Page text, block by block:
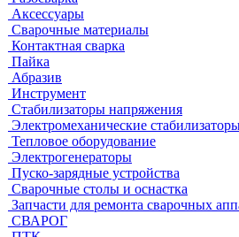
Аксессуары
Сварочные материалы
Контактная сварка
Пайка
Абразив
Инструмент
Стабилизаторы напряжения
Электромеханические
Тепловое оборудование
Электрогенераторы
Пуско-зарядные устройства
Сварочные столы и оснастка
Запчасти для ремонта сварочных
СВАРОГ